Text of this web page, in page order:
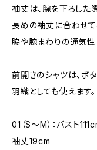
袖丈は、腕を下ろした
長めの袖丈に合わせて
脇や腕まわりの通気性
前開きのシャツは、ボ
羽織としても使えます。
01（S〜M）：バスト
袖丈19cm